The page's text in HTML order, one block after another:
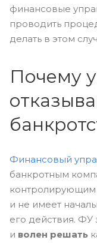
финансовые
проводить
делать в этом
Почему
Финансовый
банкротным
контролирующим
и не имеет
его действия. ФУ
и волен решать